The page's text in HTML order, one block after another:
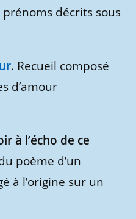
décrits sous
. Recueil composé
d’amour
à l’écho de ce
poème d’un
à l’origine sur un